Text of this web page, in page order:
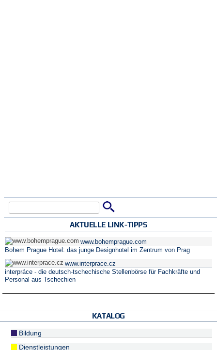
AKTUELLE LINK-TIPPS
www.bohemprague.com
Bohem Prague Hotel: das junge Designhotel im Zentrum von Prag
www.interprace.cz
interpráce - die deutsch-tschechische Stellenbörse für Fachkräfte und
Personal aus Tschechien
KATALOG
Bildung
Dienstleistungen